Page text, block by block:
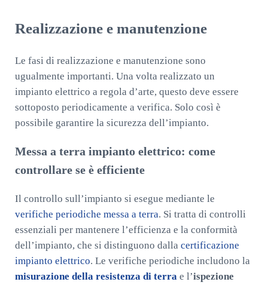
Realizzazione e manutenzione
Le fasi di realizzazione e manutenzione sono
ugualmente importanti. Una volta realizzato un
impianto elettrico a regola d’arte, questo deve essere
sottoposto periodicamente a verifica. Solo così è
possibile garantire la sicurezza dell’impianto.
Messa a terra impianto elettrico: come
controllare se è efficiente
Il controllo sull’impianto si esegue mediante le
verifiche periodiche messa a terra. Si tratta di controlli
essenziali per mantenere l’efficienza e la conformità
dell’impianto, che si distinguono dalla certificazione
impianto elettrico. Le verifiche periodiche includono la
misurazione della resistenza di terra e l’ispezione